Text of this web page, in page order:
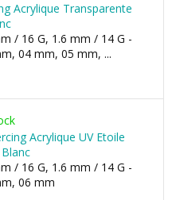
Acrylique Transparente
/ 16 G, 1.6 mm / 14 G -
04 mm, 05 mm, ...
Acrylique UV Etoile
/ 16 G, 1.6 mm / 14 G -
06 mm